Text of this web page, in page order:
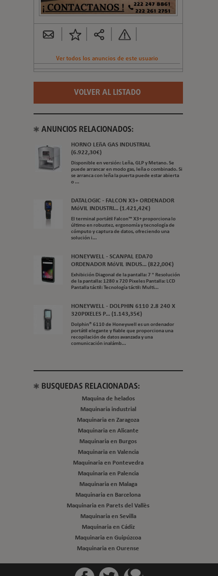
Ver todos los anuncios de este usuario
VOLVER AL LISTADO
ANUNCIOS RELACIONADOS:
HORNO LEñA GAS INDUSTRIAL
(6.922,30€)
Disponible en versión: Leña, GLP y Metano. Se
puede arrancar en modo gas, leña o combinado. Si
se arranca con leña la puerta puede estar abierta
o ...
DATALOGIC - FALCON X3+ ORDENADOR
MóVIL INDUSTRI... (1.421,42€)
El terminal portátil Falcon™ X3+ proporciona lo
último en robustez, ergonomía y tecnología de
cómputo y captura de datos, ofreciendo una
solución i...
HONEYWELL - SCANPAL EDA70
ORDENADOR MóVIL INDUS... (822,00€)
Exhibición Diagonal de la pantalla: 7 " Resolución
de la pantalla: 1280 x 720 Pixeles Pantalla: LCD
Pantalla táctil: Tecnología táctil: Multi...
HONEYWELL - DOLPHIN 6110 2.8 240 X
320PIXELES P... (1.143,35€)
Dolphin® 6110 de Honeywell es un ordenador
portátil elegante y fiable que proporciona una
recopilación de datos avanzada y una
comunicación inalámb...
BUSQUEDAS RELACIONADAS:
Maquina de helados
Maquinaria industrial
Maquinaria en Zaragoza
Maquinaria en Alicante
Maquinaria en Burgos
Maquinaria en Valencia
Maquinaria en Pontevedra
Maquinaria en Palencia
Maquinaria en Malaga
Maquinaria en Barcelona
Maquinaria en Parets del Vallès
Maquinaria en Sevilla
Maquinaria en Cádiz
Maquinaria en Guipúzcoa
Maquinaria en Ourense